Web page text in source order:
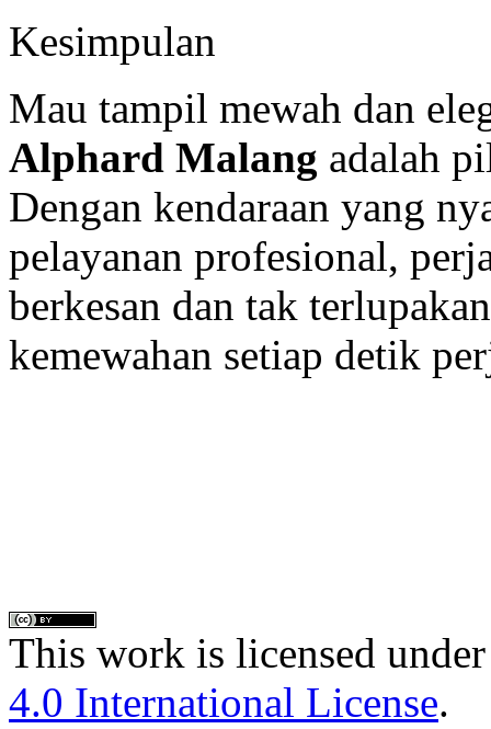
Kesimpulan
Mau tampil mewah dan
Alphard Malang adalah
Dengan kendaraan yang
pelayanan profesional,
berkesan dan tak
kemewahan setiap detik
This work is licensed
4.0 International License.